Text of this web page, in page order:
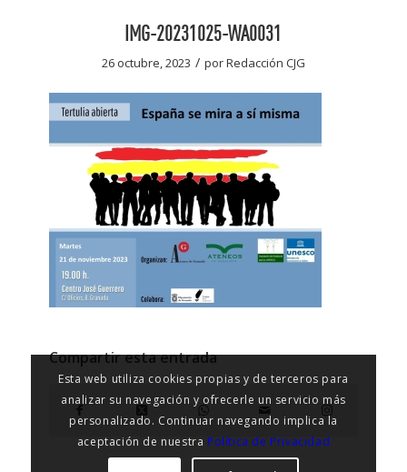
IMG-20231025-WA0031
26 octubre, 2023 / porRedacción CJG
Compartir esta entrada
Esta web utiliza cookies propias y de terceros para
analizar su navegación y ofrecerle un servicio más
personalizado. Continuar navegando implica la
aceptación de nuestra Política de Privacidad